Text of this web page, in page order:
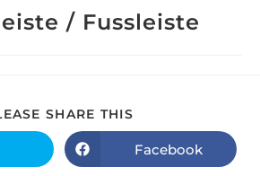
/ Fussleiste
SHARE THIS
Facebook